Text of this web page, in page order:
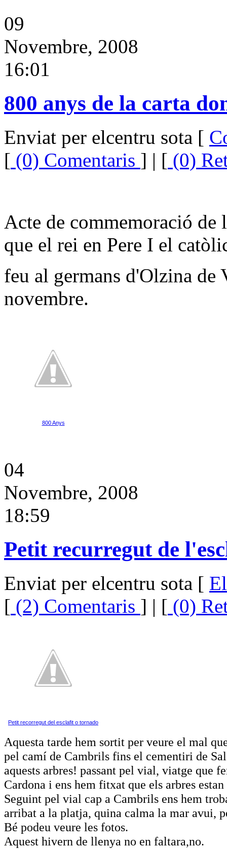
09
Novembre, 2008
16:01
800 anys de la carta
Enviat per elcentru sota [
[ (0) Comentaris ] | [ (0)
Acte de commemoració
que el rei en Pere I el
feu al germans d'Olzina de
novembre.
800 Anys
04
Novembre, 2008
18:59
Petit recurregut de
Enviat per elcentru sota [
[ (2) Comentaris ] | [ (0)
Petit recorregut del esclafit o tornado
Aquesta tarde hem sortit per veure el mal
pel camí de Cambrils fins el cementiri de
aquests arbres! passant pel vial, viatge que
Cardona i ens hem fitxat que els arbres
Seguint pel vial cap a Cambrils ens hem
arribat a la platja, quina calma la mar avui,
Bé podeu veure les fotos.
Aquest hivern de llenya no en faltara,no.